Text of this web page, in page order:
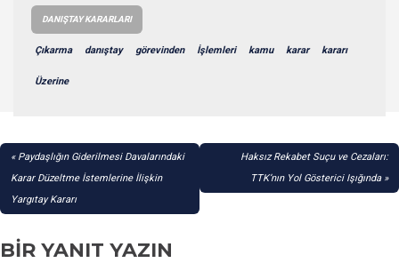
DANIŞTAY KARARLARI
Çıkarma danıştay görevinden İşlemleri kamu karar kararı
Üzerine
YAZI
GEZINMESI
Paydaşlığın Giderilmesi Davalarındaki
Karar Düzeltme İstemlerine İlişkin
Yargıtay Kararı
Haksız Rekabet Suçu ve Cezaları:
TTK’nın Yol Gösterici Işığında
BIR YANIT YAZIN